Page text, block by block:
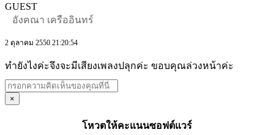
GUEST
อังคณา เครืออินทร์
2 ตุลาคม 2550 21:20:54
ทำยังไงค่ะจึงจะมีเสียงเพลงปลุกค่ะ ขอบคุณล่วงหน้าค่ะ
×
โหวตให้คะแนนซอฟต์แวร์